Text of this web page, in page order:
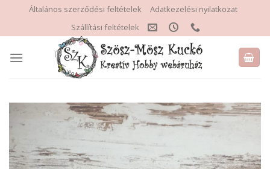
content
Általános szerződési feltételek
Adatkezelési nyilatkozat
Szállítási feltételek